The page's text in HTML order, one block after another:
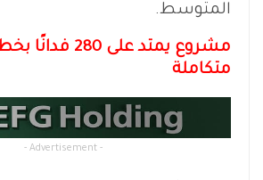
المتوسط.
مشروع يمتد على
متكاملة
- Advertisement -